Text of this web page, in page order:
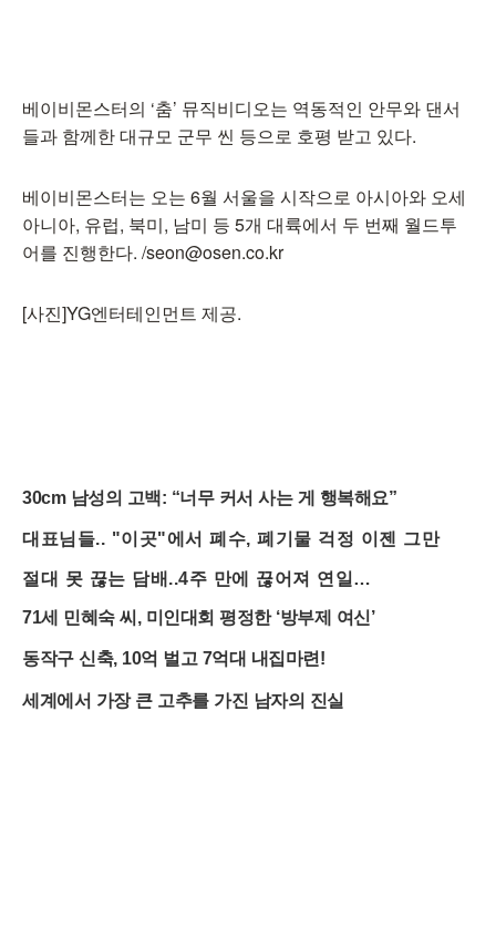
베이비몬스터의 ‘춤’ 뮤직비디오는 역동적인 안무와 댄서
들과 함께한 대규모 군무 씬 등으로 호평 받고 있다.
베이비몬스터는 오는 6월 서울을 시작으로 아시아와 오세
아니아, 유럽, 북미, 남미 등 5개 대륙에서 두 번째 월드투
어를 진행한다. /seon@osen.co.kr
[사진]YG엔터테인먼트 제공.